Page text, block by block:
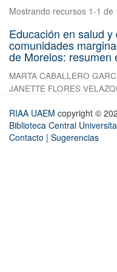
Mostrando recursos 1-1 de
Educación en salud
comunidades
de Morelos: resumen
MARTA CABALLERO
JANETTE FLORES
RIAA UAEM copyright ©
Biblioteca Central
Contacto | Sugerencias